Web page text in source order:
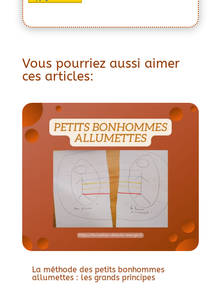
Vous pourriez aussi aimer
ces articles:
La méthode des petits bonhommes
allumettes : les grands principes